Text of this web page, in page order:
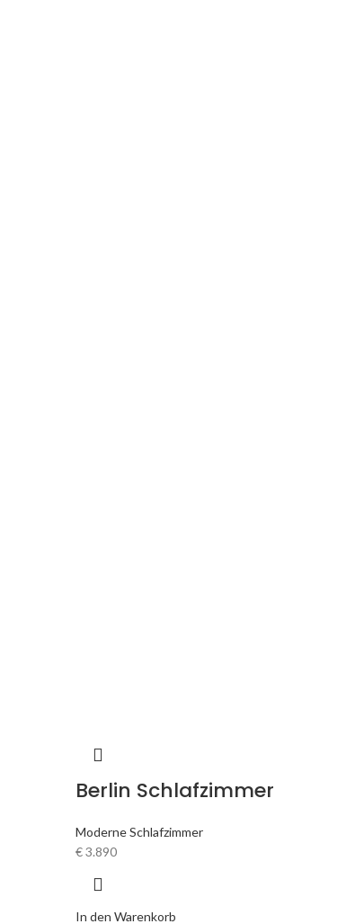
Berlin Schlafzimmer
Moderne Schlafzimmer
€3.890
In den Warenkorb